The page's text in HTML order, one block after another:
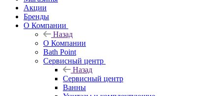
Акции
Бренды
О Компании
Назад
О Компании
Bath Point
Сервисный центр
Назад
Сервисный центр
Ванны